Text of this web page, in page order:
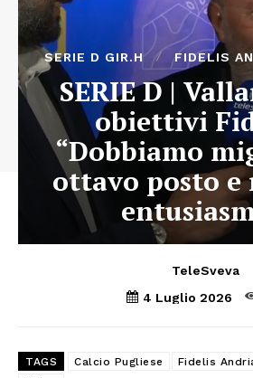
SERIE D GIR.H FIDELIS
SERIE D |
obiettivi
“Dobbiamo
ottavo posto e
TeleSveva
4 Luglio 2026
TAGS Calcio Pugliese Fidelis